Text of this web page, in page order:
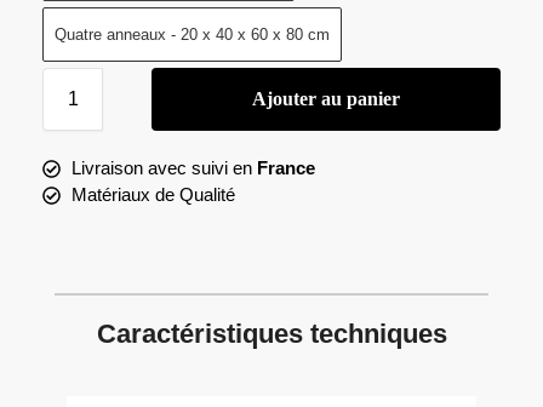
Quatre anneaux - 20 x 40 x 60 x 80 cm
Ajouter au panier
Livraison avec suivi en France
Matériaux de Qualité
Caractéristiques techniques